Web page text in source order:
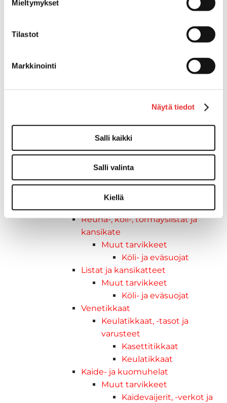
Mieltymykset
Tilastot
Markkinointi
Näytä tiedot
Salli kaikki
Salli valinta
Kiellä
Vapaa-aika
Aurinkolasit
Poistotuotteet
Listat ja kansikatteet
Törmäyslista
Reuna- ja ikkunalistat
Alumiinilistat
Kansikate
Reuna-, köli-, törmäyslistat ja
kansikate
Muut tarvikkeet
Köli- ja eväsuojat
Listat ja kansikatteet
Muut tarvikkeet
Köli- ja eväsuojat
Venetikkaat
Keulatikkaat, -tasot ja
varusteet
Kasettitikkaat
Keulatikkaat
Kaide- ja kuomuhelat
Muut tarvikkeet
Kaidevaijerit, -verkot ja